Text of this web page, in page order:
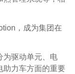
，成为集团在
为驱动单元、电
助力车方面的重要